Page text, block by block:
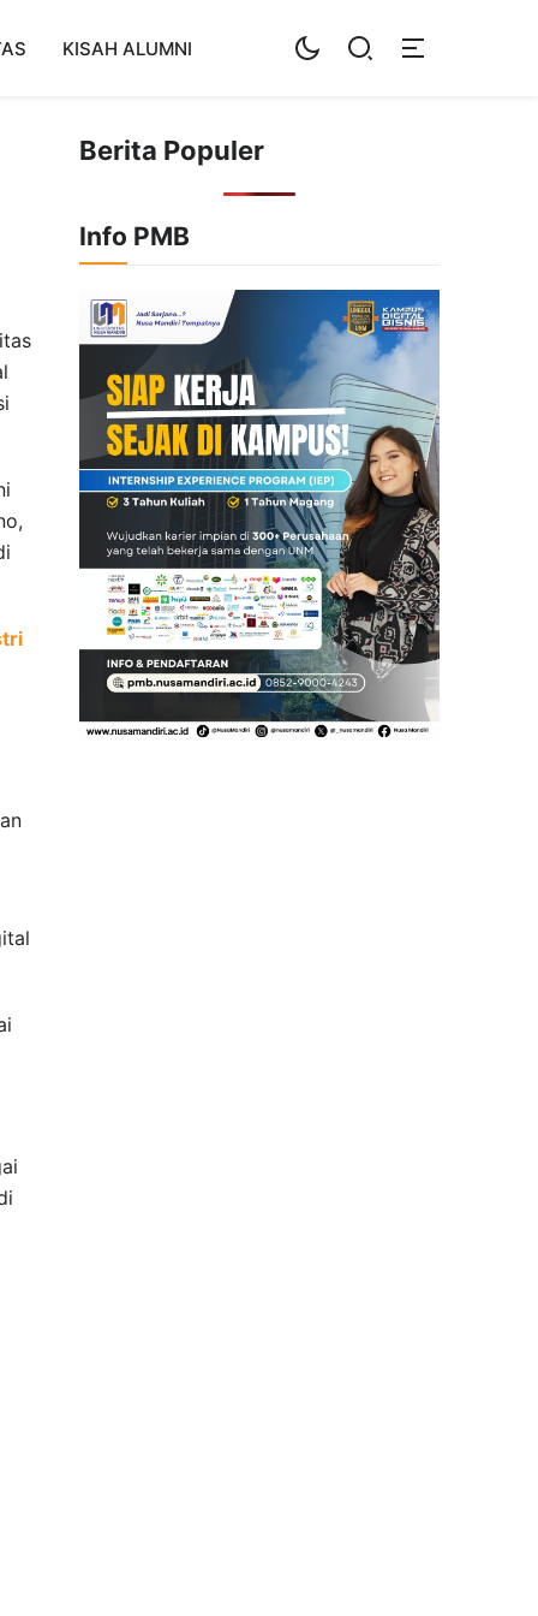
KISAH ALUMNI
Berita Populer
Info PMB